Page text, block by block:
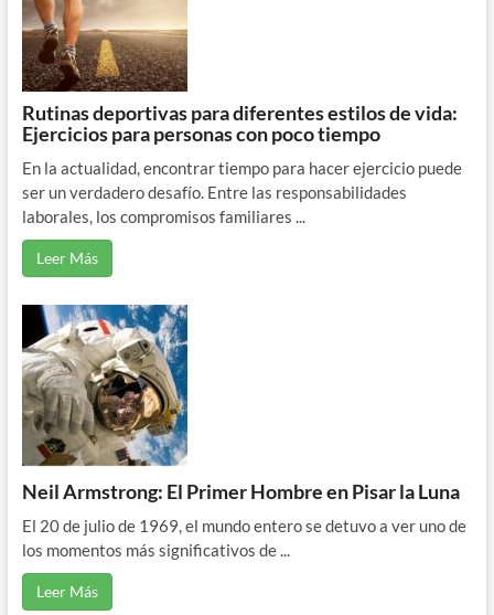
Rutinas deportivas para diferentes estilos de vida:
Ejercicios para personas con poco tiempo
En la actualidad, encontrar tiempo para hacer ejercicio puede
ser un verdadero desafío. Entre las responsabilidades
laborales, los compromisos familiares ...
Leer Más
Neil Armstrong: El Primer Hombre en Pisar la Luna
El 20 de julio de 1969, el mundo entero se detuvo a ver uno de
los momentos más significativos de ...
Leer Más